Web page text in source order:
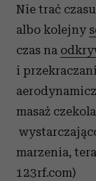
Nie trać
albo kolejny
czas na
i
masaż
marzenia,
123rf.com)